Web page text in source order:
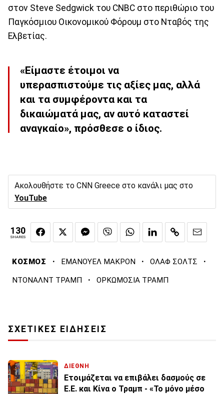
στον Steve Sedgwick του CNBC στο περιθώριο του
Παγκόσμιου Οικονομικού Φόρουμ στο Νταβός της
Ελβετίας.
«Είμαστε έτοιμοι να
υπερασπιστούμε τις αξίες μας, αλλά
και τα συμφέροντα και τα
δικαιώματά μας, αν αυτό καταστεί
αναγκαίο», πρόσθεσε ο ίδιος.
Ακολουθήστε το CNN Greece στο κανάλι μας στο
YouTube
130
SHARES
ΚΟΣΜΟΣ · ΕΜΑΝΟΥΕΛ ΜΑΚΡΟΝ · ΟΛΑΦ ΣΟΛΤΣ ·
ΝΤΟΝΑΛΝΤ ΤΡΑΜΠ · ΟΡΚΩΜΟΣΙΑ ΤΡΑΜΠ
ΣΧΕΤΙΚΕΣ ΕΙΔΗΣΕΙΣ
ΔΙΕΘΝΗ
Ετοιμάζεται να επιβάλει δασμούς σε
Ε.Ε. και Κίνα ο Τραμπ - «Το μόνο μέσο